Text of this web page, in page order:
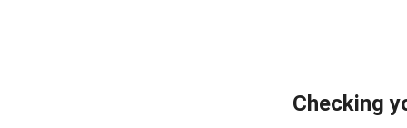
Checking